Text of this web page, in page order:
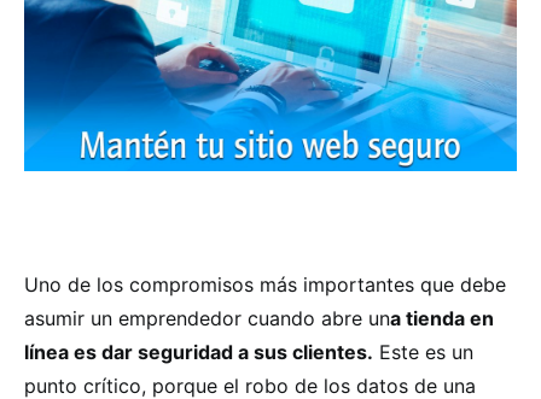
Uno de los compromisos más importantes que debe
asumir un emprendedor cuando abre una tienda en
línea es dar seguridad a sus clientes. Este es un
punto crítico, porque el robo de los datos de una